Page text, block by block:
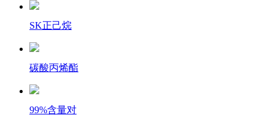
SK正己烷
碳酸丙烯酯
99%含量对